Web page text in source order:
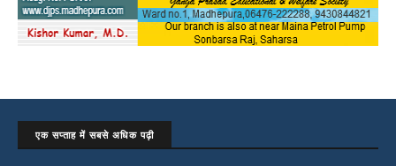
एक सप्ताह में सबसे अधिक पढ़ी